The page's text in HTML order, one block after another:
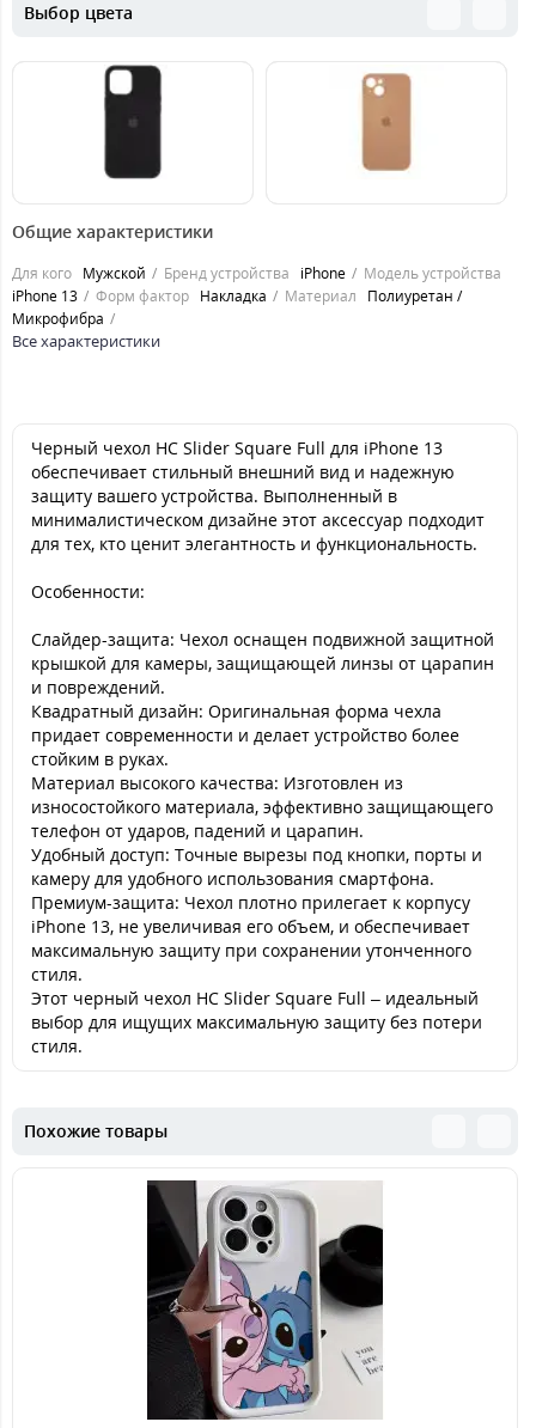
Выбор цвета
269 грн.
Общие характеристики
Для кого Мужской Бренд устройства iPhone
Модель устройства
iPhone 13
Форм фактор Накладка Материал
Полиуретан /
Микрофибра
Все характеристики
Черный чехол HC Slider Square Full для iPhone 13
обеспечивает стильный внешний вид и надежную
защиту вашего устройства. Выполненный в
минималистическом дизайне этот аксессуар подходит
для тех, кто ценит элегантность и функциональность.
Особенности:
Слайдер-защита: Чехол оснащен подвижной защитной
крышкой для камеры, защищающей линзы от царапин
и повреждений.
Квадратный дизайн: Оригинальная форма чехла
придает современности и делает устройство более
стойким в руках.
Материал высокого качества: Изготовлен из
износостойкого материала, эффективно защищающего
телефон от ударов, падений и царапин.
Удобный доступ: Точные вырезы под кнопки, порты и
камеру для удобного использования смартфона.
Премиум-защита: Чехол плотно прилегает к корпусу
iPhone 13, не увеличивая его объем, и обеспечивает
максимальную защиту при сохранении утонченного
стиля.
Этот черный чехол HC Slider Square Full – идеальный
выбор для ищущих максимальную защиту без потери
стиля.
Похожие товары